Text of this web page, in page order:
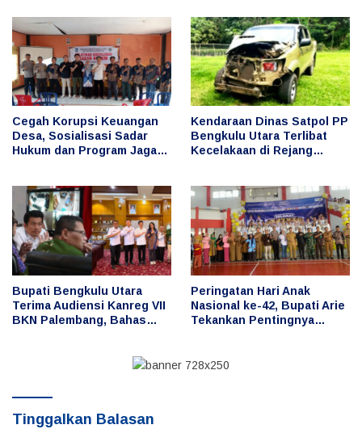
Cegah Korupsi Keuangan
Desa, Sosialisasi Sadar
Hukum dan Program Jaga
Kendaraan Dinas Satpol PP
Bengkulu Utara Terlibat
Kecelakaan di Rejang
dan Pengemudi
Bupati Bengkulu Utara
Terima Audiensi Kanreg VII
BKN Palembang, Bahas
Peringatan Hari Anak
Nasional ke-42, Bupati Arie
Tekankan Pentingnya
Tinggalkan Balasan